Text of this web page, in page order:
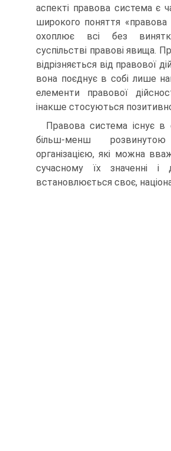
аспекті правова система є
широкого поняття «правова
охоплює всі без
суспільстві правові явища.
відрізняється від правової
вона поєднує в собі лише
елементи правової
інакше стосуються
Правова система існує в
більш-менш
організацією, які можна
сучасному їх значенні і
встановлюється своє,